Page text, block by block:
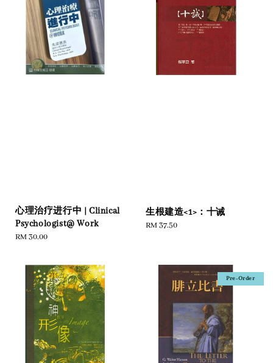
心理治疗进行中 | Clinical
Psychologist@ Work
Regular
RM 30.00
生根建造<1>：十诫
Regular
RM 37.50
Pre-Order